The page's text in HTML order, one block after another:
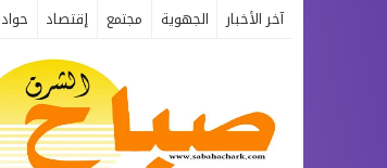
آخر الأخبار الجهوية مجتمع إقتصاد